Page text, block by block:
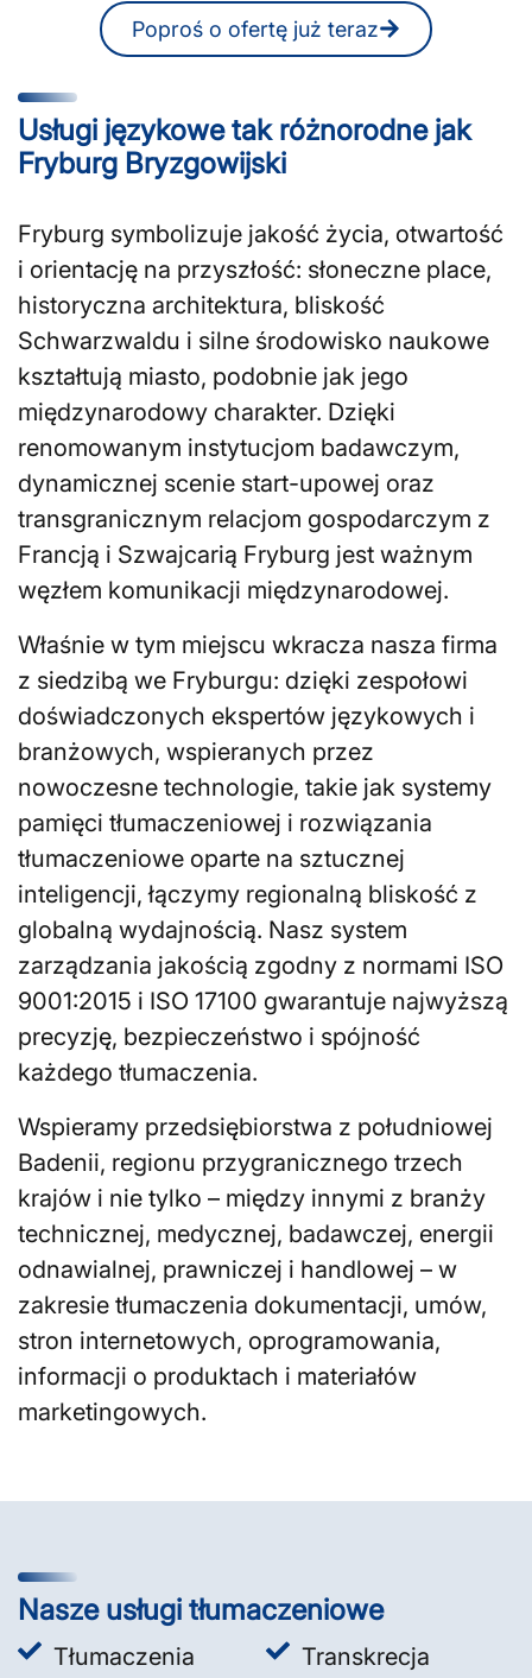
Poproś o ofertę już teraz
Usługi językowe tak różnorodne jak
Fryburg Bryzgowijski
Fryburg symbolizuje jakość życia, otwartość
i orientację na przyszłość: słoneczne place,
historyczna architektura, bliskość
Schwarzwaldu i silne środowisko naukowe
kształtują miasto, podobnie jak jego
międzynarodowy charakter. Dzięki
renomowanym instytucjom badawczym,
dynamicznej scenie start-upowej oraz
transgranicznym relacjom gospodarczym z
Francją i Szwajcarią Fryburg jest ważnym
węzłem komunikacji międzynarodowej.
Właśnie w tym miejscu wkracza nasza firma
z siedzibą we Fryburgu: dzięki zespołowi
doświadczonych ekspertów językowych i
branżowych, wspieranych przez
nowoczesne technologie, takie jak systemy
pamięci tłumaczeniowej i rozwiązania
tłumaczeniowe oparte na sztucznej
inteligencji, łączymy regionalną bliskość z
globalną wydajnością. Nasz system
zarządzania jakością zgodny z normami ISO
9001:2015 i ISO 17100 gwarantuje najwyższą
precyzję, bezpieczeństwo i spójność
każdego tłumaczenia.
Wspieramy przedsiębiorstwa z południowej
Badenii, regionu przygranicznego trzech
krajów i nie tylko – między innymi z branży
technicznej, medycznej, badawczej, energii
odnawialnej, prawniczej i handlowej – w
zakresie tłumaczenia dokumentacji, umów,
stron internetowych, oprogramowania,
informacji o produktach i materiałów
marketingowych.
Nasze usługi tłumaczeniowe
Tłumaczenia
Transkrecja